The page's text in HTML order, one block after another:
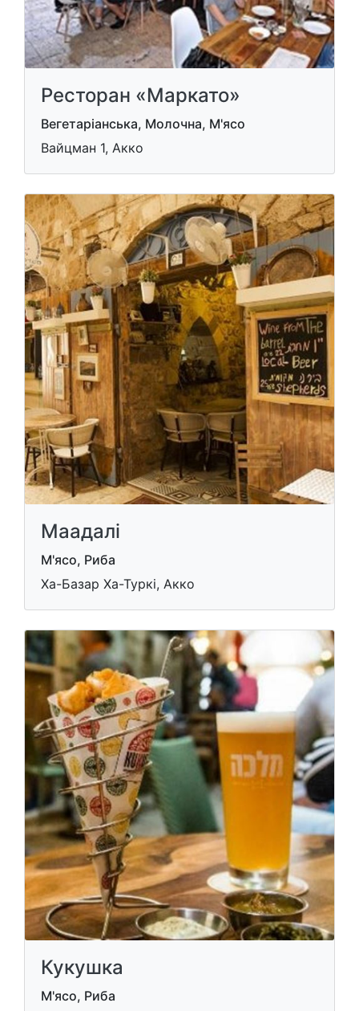
Ресторан «Маркато»
Вегетаріанська, Молочна, М'ясо
Вайцман 1, Акко
Маадалі
М'ясо, Риба
Ха-Базар Ха-Туркі, Акко
Кукушка
М'ясо, Риба